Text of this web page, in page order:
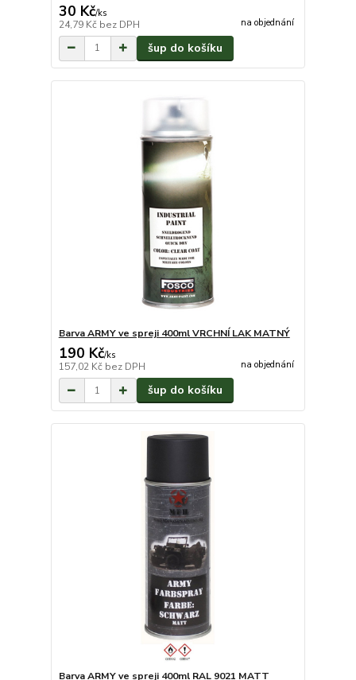
30 Kč/ks
24,79 Kč bez DPH na objednání
šup do košíku
Barva ARMY ve spreji 400ml VRCHNÍ LAK MATNÝ
190 Kč/ks
157,02 Kč bez DPH na objednání
šup do košíku
Barva ARMY ve spreji 400ml RAL 9021 MATT